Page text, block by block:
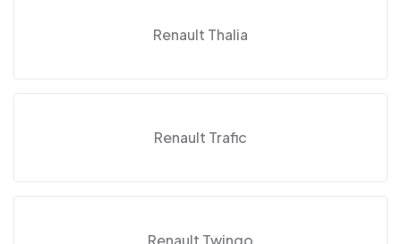
Renault Thalia
Renault Trafic
Renault Twingo